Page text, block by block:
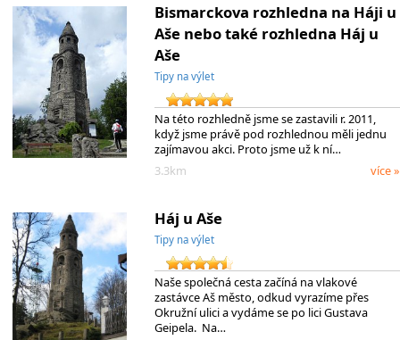
Bismarckova rozhledna na Háji u
Aše nebo také rozhledna Háj u
Aše
Tipy na výlet
Na této rozhledně jsme se zastavili r. 2011,
když jsme právě pod rozhlednou měli jednu
zajímavou akci. Proto jsme už k ní…
3.3km
více »
Háj u Aše
Tipy na výlet
Naše společná cesta začíná na vlakové
zastávce Aš město, odkud vyrazíme přes
Okružní ulici a vydáme se po lici Gustava
Geipela. Na…